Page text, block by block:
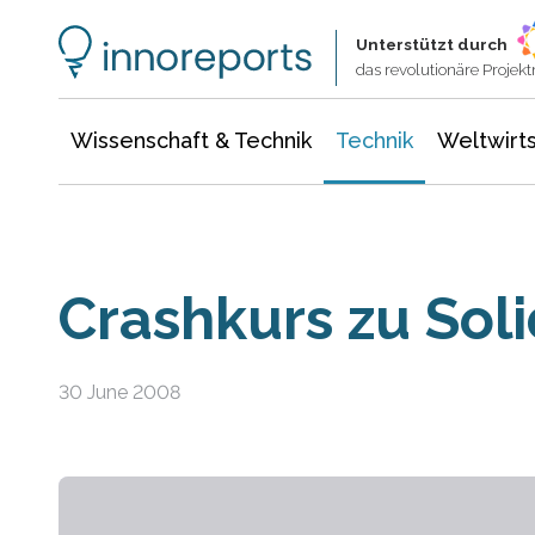
Unterstützt durch
das revolutionäre
Wissenschaft & Technik Technik
Crashkurs zu
30 June 2008